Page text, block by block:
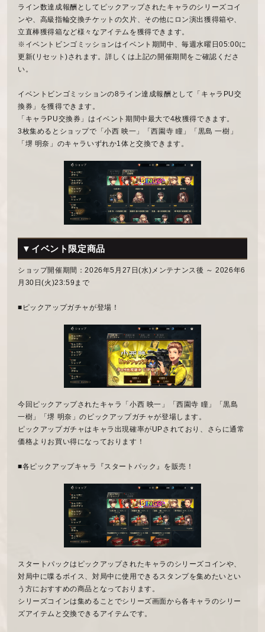
ライン数達成報酬としてピックアップされたキャラのシリーズコイ
ンや、高級指輪交換チケットの欠片、その他にロン演出獲得箱や、
立直棒獲得箱など様々なアイテムを獲得できます。
※イベントビンゴミッションはイベント期間中、毎週水曜日05:00に
更新(リセット)されます。詳しくは上記の開催期間をご確認くださ
い。
イベントビンゴミッションの8ライン達成報酬として「キャラPU交
換券」を獲得できます。
「キャラPU交換券」はイベント期間中最大で4枚獲得できます。
3枚集めるとショップで「小西 映一」「西園寺 瞳」「黒島 一樹」
「堺 明奈」のキャラいずれか1体と交換できます。
▼イベント限定商品
ショップ開催期間：2026年5月27日(水)メンテナンス後 ～ 2026年6
月30日(火)23:59まで
■ピックアップガチャが登場！
今回ピックアップされたキャラ「小西 映一」「西園寺 瞳」「黒島
一樹」「堺 明奈」のピックアップガチャが登場します。
ピックアップガチャはキャラ出現確率がUPされており、さらに通常
価格よりお買い得になっております！
■各ピックアップキャラ『スタートパック』を販売！
スタートパックはピックアップされたキャラのシリーズコインや、
対局中に喋るボイス、対局中に使用できるスタンプを集めたいとい
う方におすすめの商品となっております。
シリーズコインは集めることでシリーズ画面から各キャラのシリー
ズアイテムと交換できるアイテムです。